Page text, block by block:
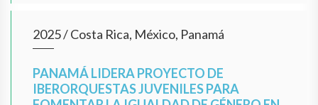
2025/Costa Rica, México, Panamá
PANAMÁ LIDERA PROYECTO DE
IBERORQUESTAS JUVENILES PARA